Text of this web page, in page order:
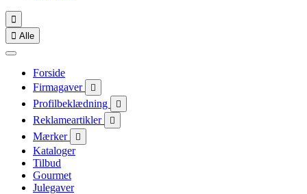

 Alle
Forside
Firmagaver

Profilbeklædning 
Reklameartikler 
Mærker 
Kataloger
Tilbud
Gourmet
Julegaver